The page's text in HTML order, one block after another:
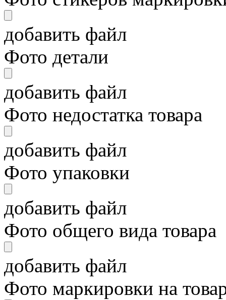
добавить файл
Фото детали
добавить файл
Фото недостатка товара
добавить файл
Фото упаковки
добавить файл
Фото общего вида товара
добавить файл
Фото маркировки на